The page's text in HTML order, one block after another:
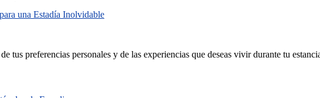
una Estadía Inolvidable
preferencias personales y de las experiencias que deseas vivir durante tu